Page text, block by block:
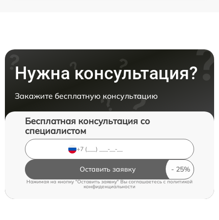
Нужна консультация?
Закажите бесплатную консультацию
Бесплатная консультация со
специалистом
Оставить заявку
Нажимая на кнопку "Оставить заявку" Вы соглашаетесь cполитикой
конфиденциальности